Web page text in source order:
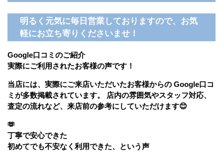
明るく元気に毎日営業しておりますので、お気
軽にお立ち寄りくださいませ！
Google口コミのご紹介
実際にご利用されたお客様の声です！
当店には、実際にご来店いただいたお客様からの Google口コ
ミが多数掲載されています。 店内の雰囲気やスタッフ対応、
査定の流れなど、来店前の参考にしていただけます😊
🫶
丁寧で安心できた
初めてでも不安なく利用できた、という声